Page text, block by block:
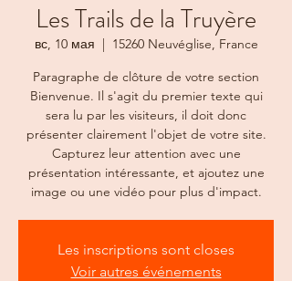
Les Trails de la Truyère
вс, 10 мая
  |
15260 Neuvéglise, France
Paragraphe de clôture de votre section
Bienvenue. Il s'agit du premier texte qui
sera lu par les visiteurs, il doit donc
présenter clairement l'objet de votre site.
Capturez leur attention avec une
présentation intéressante, et ajoutez une
image ou une vidéo pour plus d'impact.
Les inscriptions sont closes
Voir autres événements